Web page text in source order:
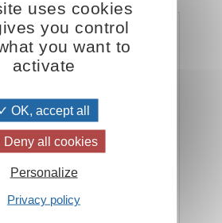
Colombe ou le règne de la paix
uses cookies
you control
you want to
activate
OK, accept all
Deny all cookies
Personalize
Privacy policy